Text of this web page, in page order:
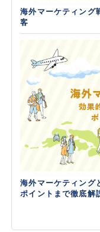
海外マーケティング
客
海外マーケティング
ポイントまで徹底解